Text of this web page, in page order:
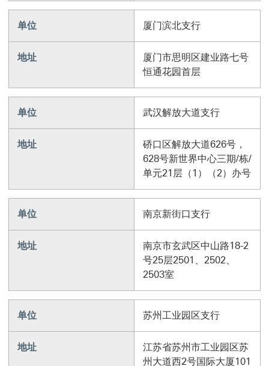
单位 厦门滨北支行
地址
厦门市思明区建业路七号
恒通花园首层
单位 武汉解放大道支行
地址
硚口区解放大道626号，
628号新世界中心三期/栋/
单元21层（1）（2）办号
单位 南京新街口支行
地址
南京市玄武区中山路18-2
号25层2501、2502、
2503室
单位 苏州工业园区支行
地址
江苏省苏州市工业园区苏
州大道西2号国际大厦101